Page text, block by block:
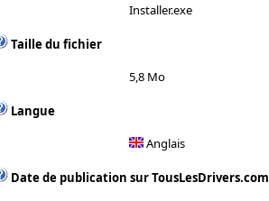
Installer.exe
Taille du fichier
5,8 Mo
Langue
Anglais
Date de publication sur TousLesDrivers.com